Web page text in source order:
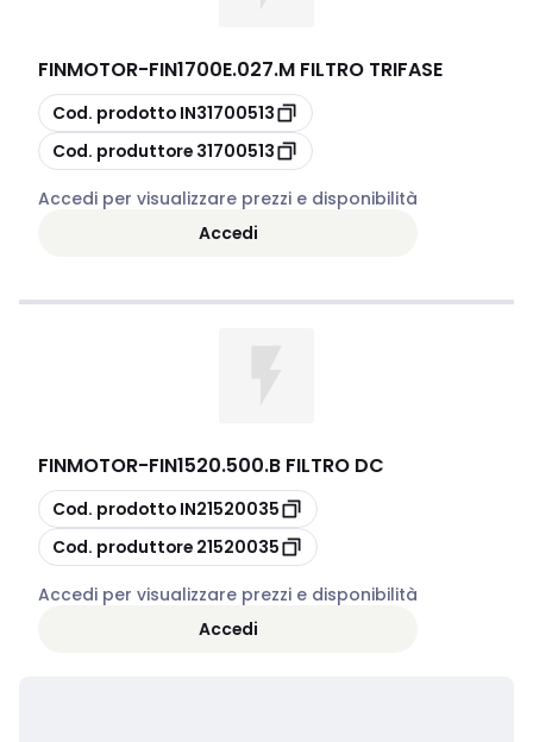
FINMOTOR-FIN1700E.027.M FILTRO TRIFASE
copia
Cod. prodotto IN31700513
copia
Cod. produttore 31700513
Accedi per visualizzare prezzi e disponibilità
Accedi
FINMOTOR-FIN1520.500.B FILTRO DC
copia
Cod. prodotto IN21520035
copia
Cod. produttore 21520035
Accedi per visualizzare prezzi e disponibilità
Accedi